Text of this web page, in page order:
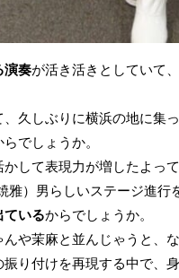
演奏が活き活きとしていて
久しぶりに横浜の地に集
らでしょうか。
して表現力が増したよっ
）男らしいステージ進行
ているからでしょうか。
や茉麻と並んじゃうと、
り付けを再現する中で、